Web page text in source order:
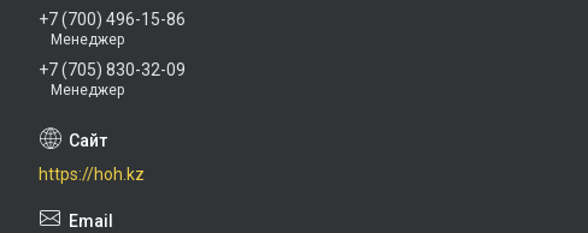
+7 (700) 496-15-86
Менеджер
+7 (705) 830-32-09
Менеджер
https://hoh.kz